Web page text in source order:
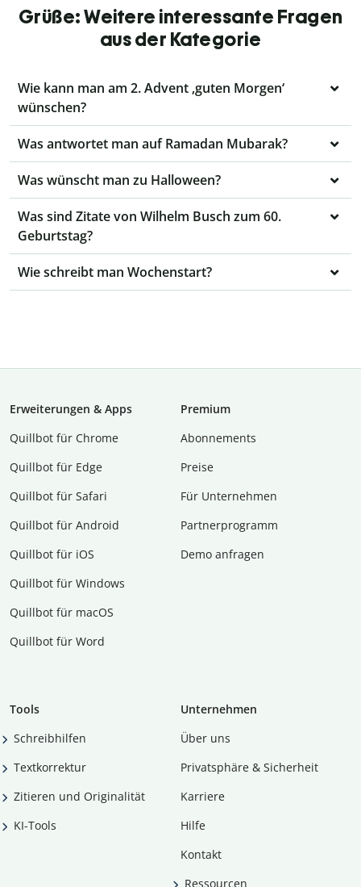
Grüße: Weitere interessante Fragen
aus der Kategorie
Wie kann man am 2. Advent ‚guten Morgen‘
wünschen?
Was antwortet man auf Ramadan Mubarak?
Was wünscht man zu Halloween?
Was sind Zitate von Wilhelm Busch zum 60.
Geburtstag?
Wie schreibt man Wochenstart?
Erweiterungen & Apps
Quillbot für Chrome
Quillbot für Edge
Quillbot für Safari
Quillbot für Android
Quillbot für iOS
Quillbot für Windows
Quillbot für macOS
Quillbot für Word
Premium
Abon­ne­ments
Preise
Für Unternehmen
Partnerprogramm
Demo anfragen
Tools
Schreibhilfen
Textkorrektur
Zitieren und Originalität
KI-Tools
Unternehmen
Über uns
Privatsphäre & Sicherheit
Karriere
Hilfe
Kontakt
Ressourcen